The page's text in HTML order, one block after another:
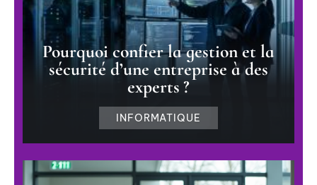
Pourquoi confier la gestion et la
sécurité d’une entreprise à des
experts ?
INFORMATIQUE